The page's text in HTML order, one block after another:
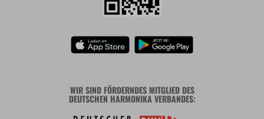
WIR SIND FÖRDERNDES MITGLIED DES
DEUTSCHEN HARMONIKA VERBANDES: